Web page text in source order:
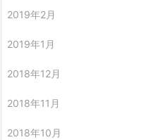
2019年2月
2019年1月
2018年12月
2018年11月
2018年10月